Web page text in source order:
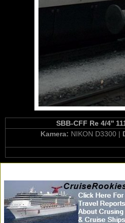
SBB-CFF Re 4/4''
Kamera: NIKON D3300 |